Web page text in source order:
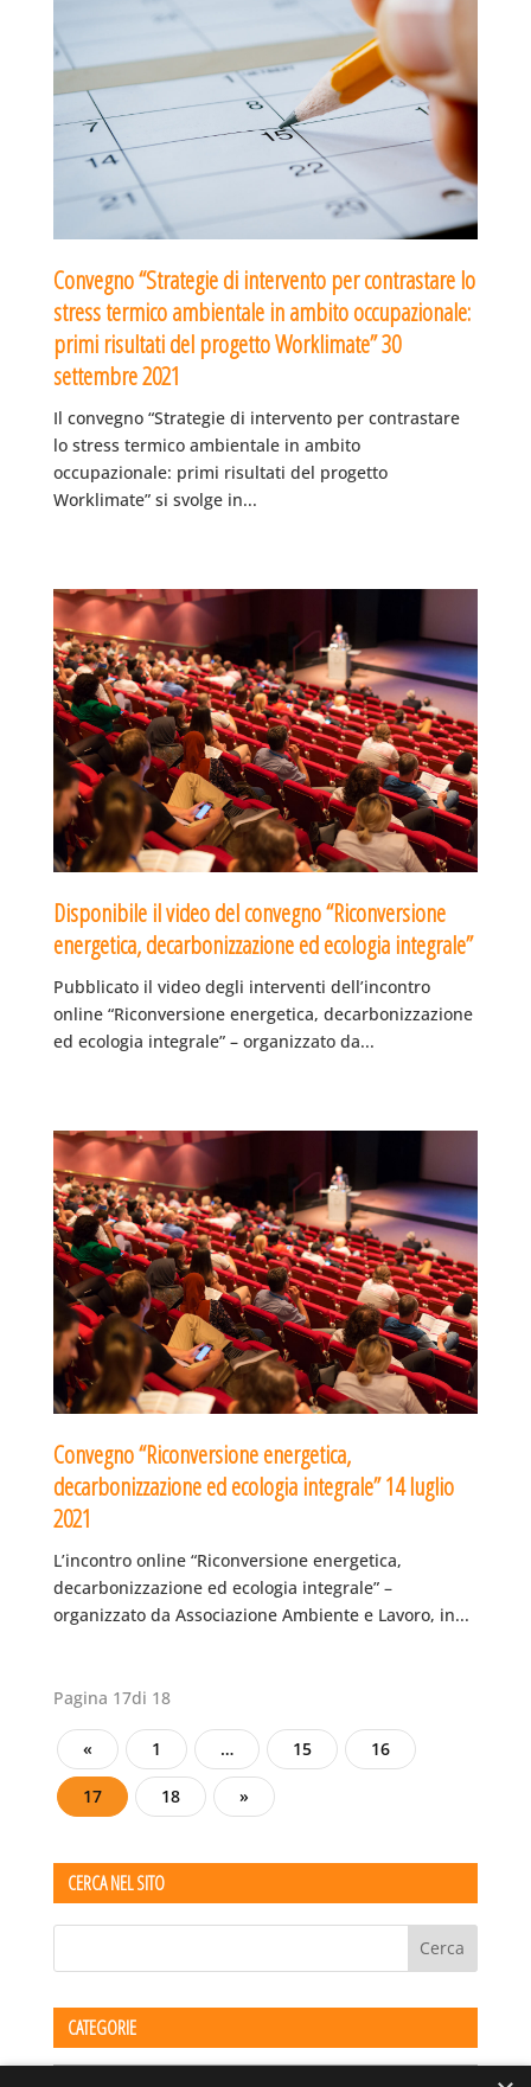
Convegno “Strategie di intervento per contrastare lo
stress termico ambientale in ambito occupazionale:
primi risultati del progetto Worklimate” 30
settembre 2021
Il convegno “Strategie di intervento per contrastare
lo stress termico ambientale in ambito
occupazionale: primi risultati del progetto
Worklimate” si svolge in...
Disponibile il video del convegno “Riconversione
energetica, decarbonizzazione ed ecologia integrale”
Pubblicato il video degli interventi dell’incontro
online “Riconversione energetica, decarbonizzazione
ed ecologia integrale” – organizzato da...
Convegno “Riconversione energetica,
decarbonizzazione ed ecologia integrale” 14 luglio
2021
L’incontro online “Riconversione energetica,
decarbonizzazione ed ecologia integrale” –
organizzato da Associazione Ambiente e Lavoro, in...
Pagina 17di 18
« 1 … 15 16
17 18 »
CERCA NEL SITO
CATEGORIE